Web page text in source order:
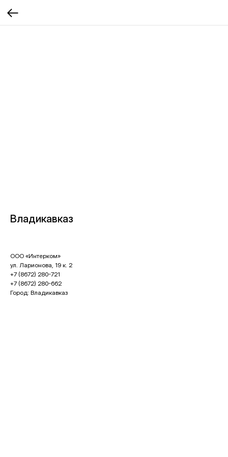
Владикавказ
ООО «Интерком»
ул. Ларионова, 19 к. 2
+7 (8672) 280-721
+7 (8672) 280-662
Город: Владикавказ